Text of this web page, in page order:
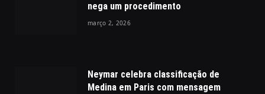
nega um procedimento
março 2, 2026
Neymar celebra classificação de
Medina em Paris com mensagem